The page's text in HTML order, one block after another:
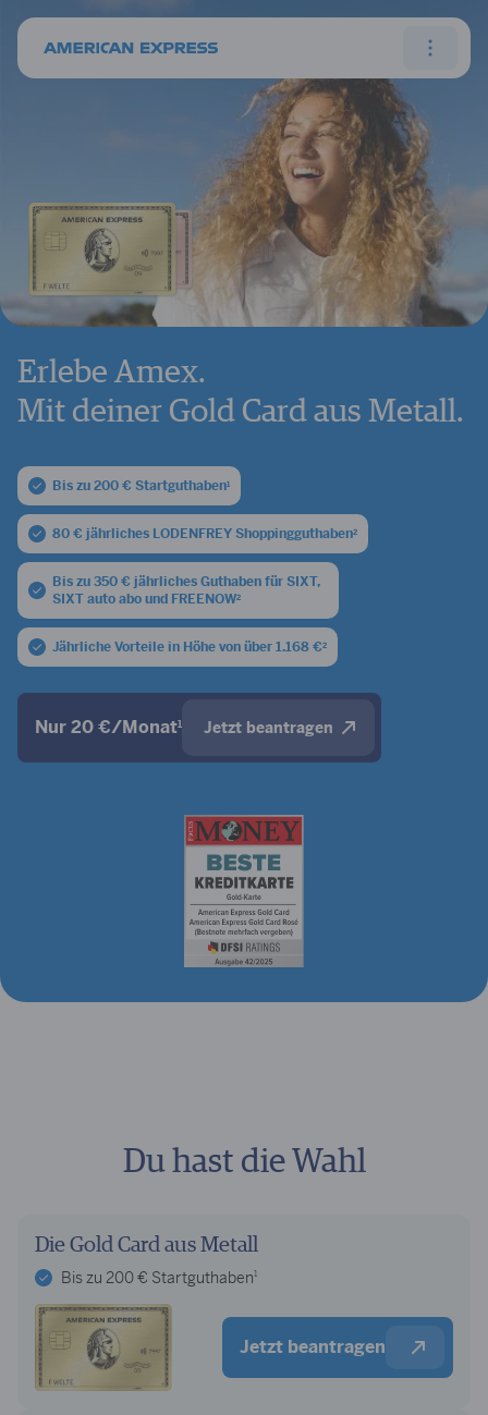
Erlebe Amex.
Mit deiner Gold Card aus Metall.
Bis zu 200 € Startguthaben1
80 € jährliches LODENFREY Shoppingguthaben2
Bis zu 350 € jährliches Guthaben für SIXT,
SIXT auto abo und FREENOW2
Jährliche Vorteile in Höhe von über 1.168 €2
Nur 20 €/Monat1 Jetzt beantragen
Du hast die Wahl
Die Gold Card aus Metall
Bis zu 200 € Startguthaben1
Jetzt beantragen